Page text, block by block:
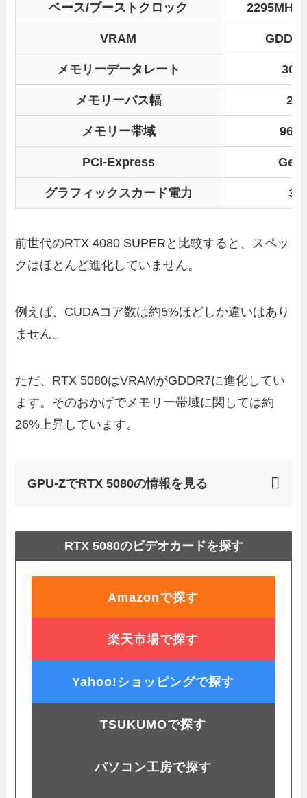
ベース/ブーストクロック 2295MHz
VRAM
メモリーデータレート
メモリーバス幅
メモリー帯域
PCI-Express
グラフィックスカード電力
前世代のRTX 4080 SUPERと比較すると、スペッ
クはほとんど進化していません。
例えば、CUDAコア数は約5%ほどしか違いはあり
ません。
ただ、RTX 5080はVRAMがGDDR7に進化してい
ます。そのおかげでメモリー帯域に関しては約
26%上昇しています。
GPU-ZでRTX 5080の情報を見る
RTX 5080のビデオカードを探す
Amazonで探す
楽天市場で探す
Yahoo!ショッピングで探す
TSUKUMOで探す
パソコン工房で探す